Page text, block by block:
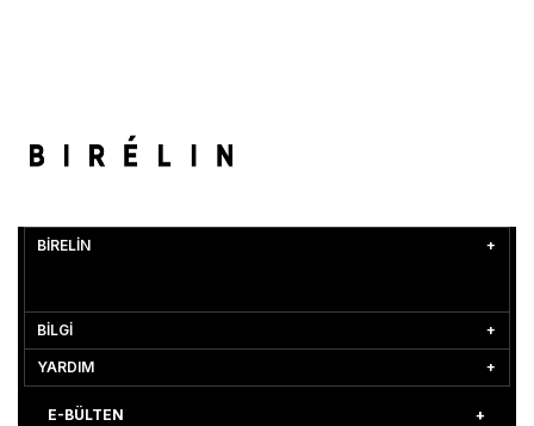
BİRELİN
BİLGİ
YARDIM
E-BÜLTEN